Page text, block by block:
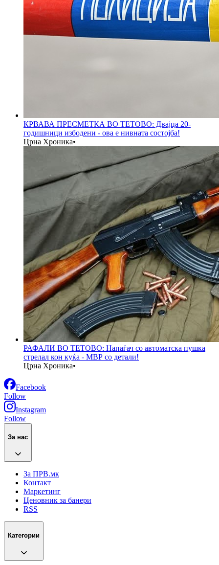
КРВАВА ПРЕСМЕТКА ВО ТЕТОВО: Двајца 20-
годишници избодени - ова е нивната состојба!
Црна Хроника•
РАФАЛИ ВО ТЕТОВО: Напаѓач со автоматска пушка
стрелал кон куќа - МВР со детали!
Црна Хроника•
Facebook
Follow
Instagram
Follow
За нас
За ПРВ.мк
Контакт
Маркетинг
Ценовник за банери
RSS
Категории